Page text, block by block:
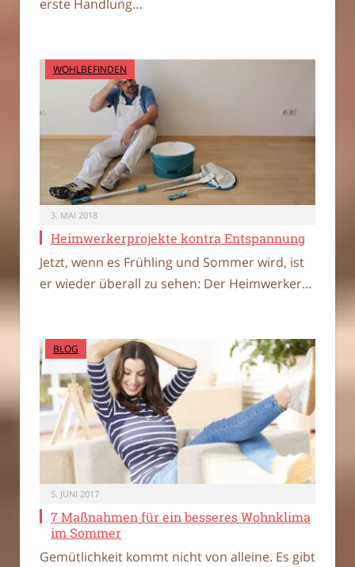
erste Handlung…
WOHLBEFINDEN
3. MAI 2018
Heimwerkerprojekte kontra Entspannung
Jetzt, wenn es Frühling und Sommer wird, ist
er wieder überall zu sehen: Der Heimwerker…
BLOG
5. JUNI 2017
7 Maßnahmen für ein besseres Wohnklima
im Sommer
Gemütlichkeit kommt nicht von alleine. Es gibt